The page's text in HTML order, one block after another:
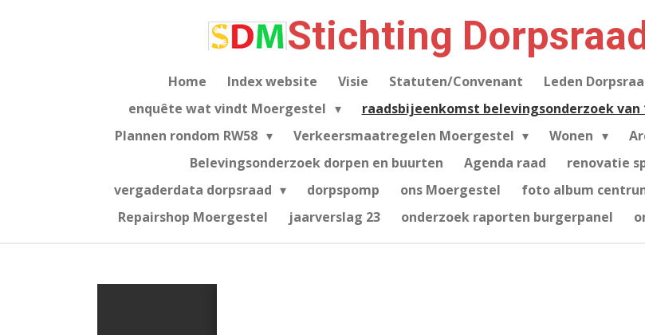
Stichting
Home Index website Visie Statuten/Convenant Leden
enquête wat vindt Moergestel
raadsbijeenkomst belevingsonderzoek van
Plannen rondom RW58
Verkeersmaatregelen Moergestel Wonen
Belevingsonderzoek dorpen en buurten
Agenda raad renovatie
vergaderdata dorpsraad
dorpspomp ons Moergestel foto album
Repairshop Moergestel
jaarverslag 23 onderzoek raporten burgerpanel